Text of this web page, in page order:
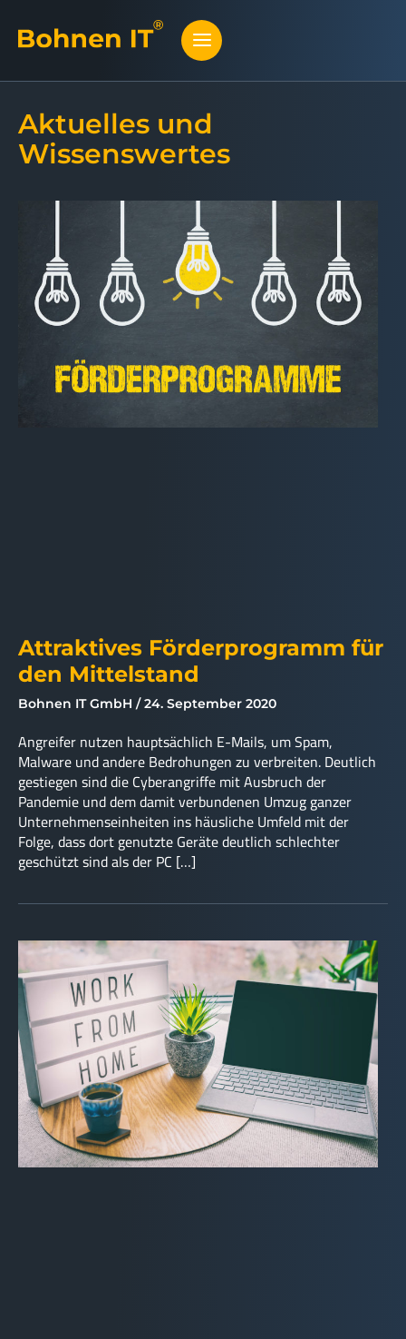
Aktuelles und
Wissenswertes
Attraktives Förderprogramm für
den Mittelstand
Bohnen IT GmbH 24. September 2020
Angreifer nutzen hauptsächlich E-Mails, um Spam,
Malware und andere Bedrohungen zu verbreiten. Deutlich
gestiegen sind die Cyberangriffe mit Ausbruch der
Pandemie und dem damit verbundenen Umzug ganzer
Unternehmenseinheiten ins häusliche Umfeld mit der
Folge, dass dort genutzte Geräte deutlich schlechter
geschützt sind als der PC […]